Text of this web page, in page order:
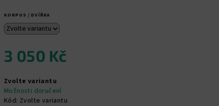
KORPUS / DVÍŘKA
3 050 Kč
cena:
Zvolte variantu
Možnosti doručení
Kód: Zvolte variantu